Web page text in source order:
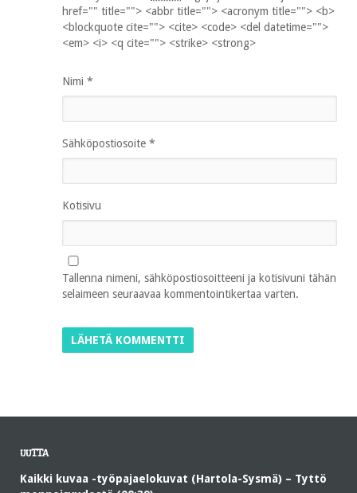
href="" title=""> <abbr title=""> <acronym title=""> <b>
<blockquote cite=""> <cite> <code> <del datetime="">
<em> <i> <q cite=""> <strike> <strong>
Nimi *
Sähköpostiosoite *
Kotisivu
Tallenna nimeni, sähköpostiosoitteeni ja kotisivuni tähän
selaimeen seuraavaa kommentointikertaa varten.
UUTTA
Kaikki kuvaa -työpajaelokuvat (Hartola-Sysmä) – Tyttö